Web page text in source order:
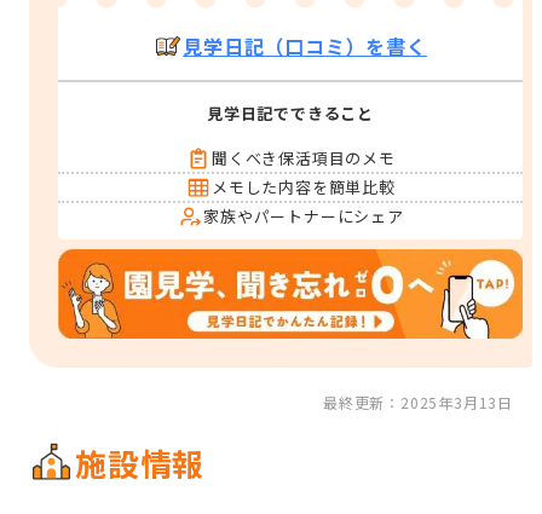
見学日記（口コミ）を書く
見学日記でできること
聞くべき保活項目のメモ
メモした内容を簡単比較
家族やパートナーにシェア
最終更新：2025年3月13日
施設情報